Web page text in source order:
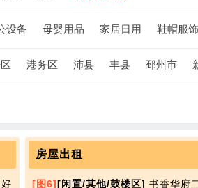
设备 母婴用品 家居日用 鞋帽服饰
港务区 沛县 丰县 邳州市
房屋出租
[图6][闲置/其他/鼓楼区] 书香华府